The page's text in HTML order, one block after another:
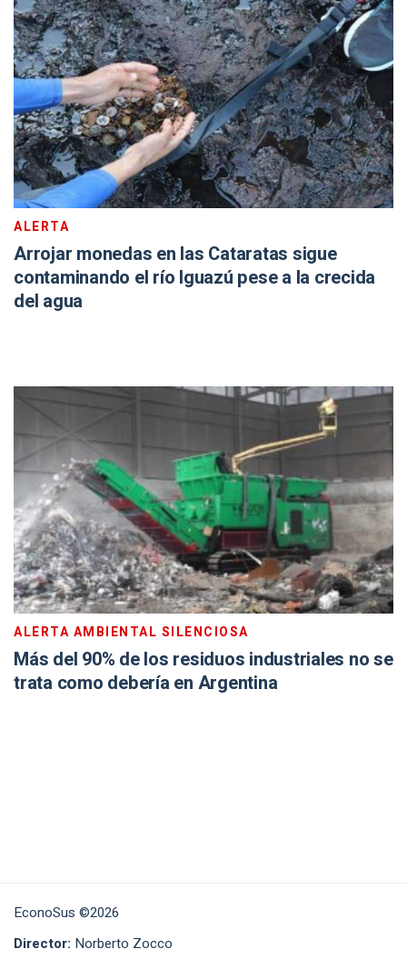
ALERTA
Arrojar monedas en las Cataratas sigue
contaminando el río Iguazú pese a la crecida
del agua
ALERTA AMBIENTAL SILENCIOSA
Más del 90% de los residuos industriales no se
trata como debería en Argentina
EconoSus ©2026
Director: Norberto Zocco